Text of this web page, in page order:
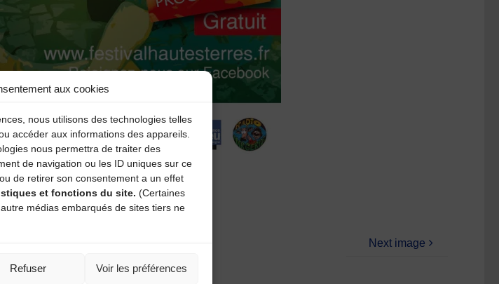
aux cookies
nous utilisons des technologies telles
accéder aux informations des appareils.
nous permettra de traiter des
de navigation ou les ID uniques sur ce
de retirer son consentement a un effet
et fonctions du site. (Certaines
médias embarqués de sites tiers ne
Refuser Voir les préférences
Next image